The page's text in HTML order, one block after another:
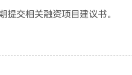
交相关融资项目建议书。